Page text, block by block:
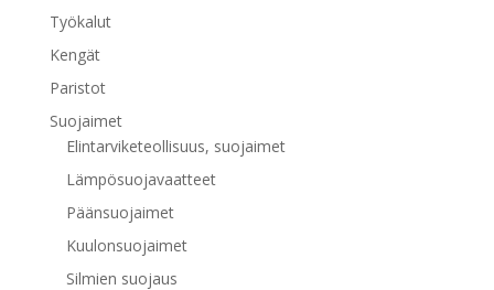
Työkalut
Kengät
Paristot
Suojaimet
Elintarviketeollisuus, suojaimet
Lämpösuojavaatteet
Päänsuojaimet
Kuulonsuojaimet
Silmien suojaus